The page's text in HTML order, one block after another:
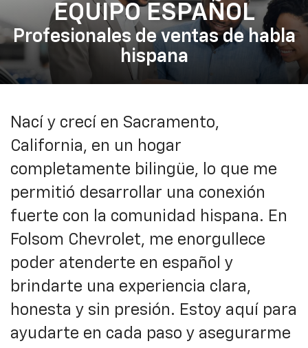
EQUIPO ESPAÑOL
Profesionales de ventas de habla
hispana
Nací y crecí en Sacramento,
California, en un hogar
completamente bilingüe, lo que me
permitió desarrollar una conexión
fuerte con la comunidad hispana. En
Folsom Chevrolet, me enorgullece
poder atenderte en español y
brindarte una experiencia clara,
honesta y sin presión. Estoy aquí para
ayudarte en cada paso y asegurarme